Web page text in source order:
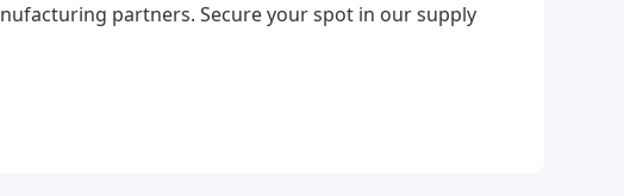
partners. Secure your spot in our supply